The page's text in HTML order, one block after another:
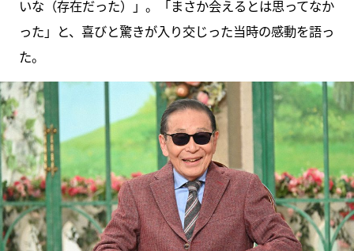
いな（存在だった）」。「まさか会えるとは思ってなか
った」と、喜びと驚きが入り交じった当時の感動を語っ
た。